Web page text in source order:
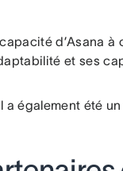
d’Asana à
et ses
a également été